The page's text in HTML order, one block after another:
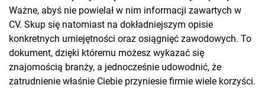
Ważne, abyś nie powielał w nim informacji zawartych w
CV. Skup się natomiast na dokładniejszym opisie
konkretnych umiejętności oraz osiągnięć zawodowych. To
dokument, dzięki któremu możesz wykazać się
znajomością branży, a jednocześnie udowodnić, że
zatrudnienie właśnie Ciebie przyniesie firmie wiele korzyści.